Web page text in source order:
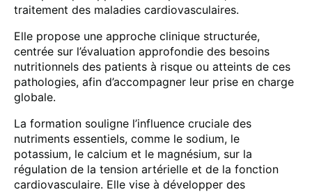
traitement des maladies cardiovasculaires.
Elle propose une approche clinique structurée,
centrée sur l’évaluation approfondie des besoins
nutritionnels des patients à risque ou atteints de ces
pathologies, afin d’accompagner leur prise en charge
globale.
La formation souligne l’influence cruciale des
nutriments essentiels, comme le sodium, le
potassium, le calcium et le magnésium, sur la
régulation de la tension artérielle et de la fonction
cardiovasculaire. Elle vise à développer des